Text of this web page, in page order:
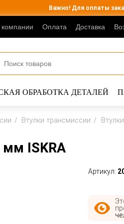
Важно! Для оплаты
Оплата Доставка
ОБРАБОТКА ДЕТАЛЕЙ
Втулки трансмиссии
мм ISKRA
Артикул:
2